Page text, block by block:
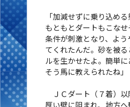
「加減せずに乗り込め
もともとダートもこな
条件が刺激となり、よ
てくれたんだ。砂を被
ルを生かせたよ。簡単に
そう馬に教えられたね」
ＪＣダート（７着）以
厚い壁に阻まれ、地方